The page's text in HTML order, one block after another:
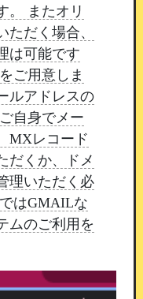
よろしくお願い
正と通知設定の
26/07/29 13:20
き、誠にありが
ページの出勤プ
の修正と設定項目
いたします。
正
。 またオリ
ただく場合、
は可能です
ご用意しま
ルアドレスの
自身でメー
MXレコード
だくか、ドメ
理いただく必
はGMAILな
ムのご利用を